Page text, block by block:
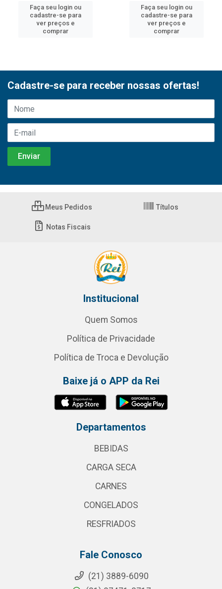
Faça seu login ou
cadastre-se para
ver preços e
comprar
Faça seu login ou
cadastre-se para
ver preços e
comprar
Cadastre-se para receber nossas ofertas!
Meus Pedidos Títulos
Notas Fiscais
Institucional
Quem Somos
Política de Privacidade
Política de Troca e Devolução
Baixe já o APP da Rei
Departamentos
BEBIDAS
CARGA SECA
CARNES
CONGELADOS
RESFRIADOS
Fale Conosco
(21) 3889-6090